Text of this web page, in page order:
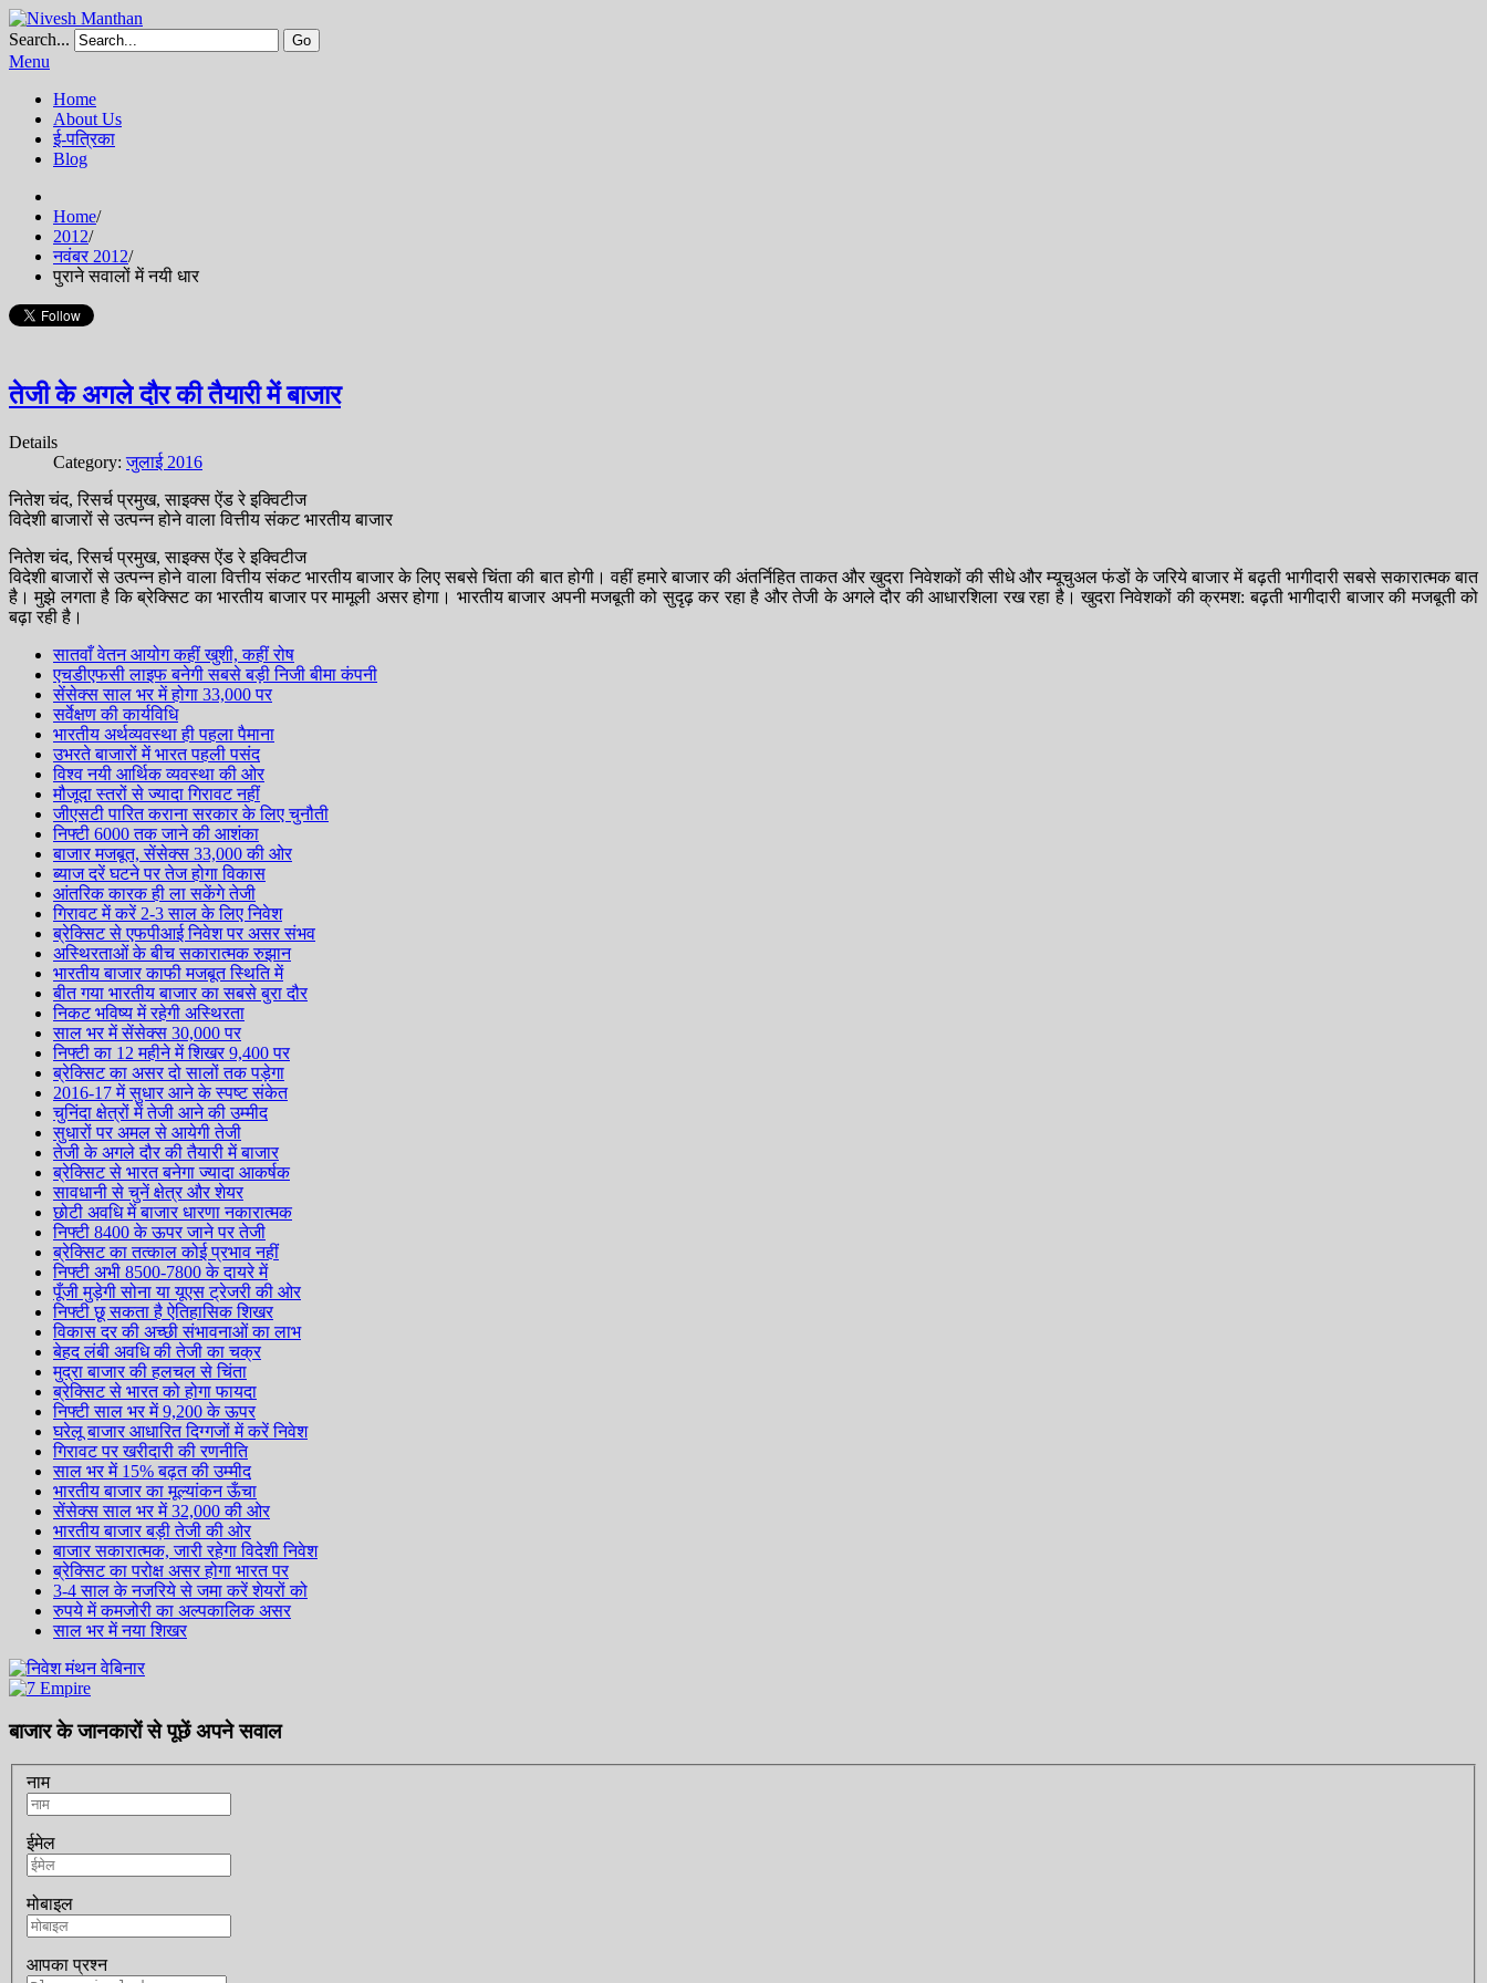
Search... Go
Menu
Home
About Us
ई-पत्रिका
Blog
Home/
2012/
नवंबर 2012/
पुराने सवालों में नयी धार
तेजी के अगले दौर की तैयारी में बाजार
Details
Category:जुलाई 2016
नितेश चंद, रिसर्च प्रमुख, साइक्स ऐंड रे इक्विटीज
विदेशी बाजारों से उत्पन्न होने वाला वित्तीय संकट भारतीय बाजार
नितेश चंद, रिसर्च प्रमुख, साइक्स ऐंड रे इक्विटीज
विदेशी बाजारों से उत्पन्न होने वाला वित्तीय संकट भारतीय बाजार के लिए सबसे चिंता की बात होगी। वहीं हमारे बाजार की अंतर्निहित ताकत और खुदरा निवेशकों की सीधे और म्यूचुअल फंडों के जरिये बाजार में बढ़ती भागीदारी सबसे सकारात्मक बात
है। मुझे लगता है कि ब्रेक्सिट का भारतीय बाजार पर मामूली असर होगा। भारतीय बाजार अपनी मजबूती को सुदृढ़ कर रहा है और तेजी के अगले दौर की आधारशिला रख रहा है। खुदरा निवेशकों की क्रमश: बढ़ती भागीदारी बाजार की मजबूती को
बढ़ा रही है।
सातवाँ वेतन आयोग कहीं खुशी, कहीं रोष
एचडीएफसी लाइफ बनेगी सबसे बड़ी निजी बीमा कंपनी
सेंसेक्स साल भर में होगा 33,000 पर
सर्वेक्षण की कार्यविधि
भारतीय अर्थव्यवस्था ही पहला पैमाना
उभरते बाजारों में भारत पहली पसंद
विश्व नयी आर्थिक व्यवस्था की ओर
मौजूदा स्तरों से ज्यादा गिरावट नहीं
जीएसटी पारित कराना सरकार के लिए चुनौती
निफ्टी 6000 तक जाने की आशंका
बाजार मजबूत, सेंसेक्स 33,000 की ओर
ब्याज दरें घटने पर तेज होगा विकास
आंतरिक कारक ही ला सकेंगे तेजी
गिरावट में करें 2-3 साल के लिए निवेश
ब्रेक्सिट से एफपीआई निवेश पर असर संभव
अस्थिरताओं के बीच सकारात्मक रुझान
भारतीय बाजार काफी मजबूत स्थिति में
बीत गया भारतीय बाजार का सबसे बुरा दौर
निकट भविष्य में रहेगी अस्थिरता
साल भर में सेंसेक्स 30,000 पर
निफ्टी का 12 महीने में शिखर 9,400 पर
ब्रेक्सिट का असर दो सालों तक पड़ेगा
2016-17 में सुधार आने के स्पष्ट संकेत
चुनिंदा क्षेत्रों में तेजी आने की उम्मीद
सुधारों पर अमल से आयेगी तेजी
तेजी के अगले दौर की तैयारी में बाजार
ब्रेक्सिट से भारत बनेगा ज्यादा आकर्षक
सावधानी से चुनें क्षेत्र और शेयर
छोटी अवधि में बाजार धारणा नकारात्मक
निफ्टी 8400 के ऊपर जाने पर तेजी
ब्रेक्सिट का तत्काल कोई प्रभाव नहीं
निफ्टी अभी 8500-7800 के दायरे में
पूँजी मुड़ेगी सोना या यूएस ट्रेजरी की ओर
निफ्टी छू सकता है ऐतिहासिक शिखर
विकास दर की अच्छी संभावनाओं का लाभ
बेहद लंबी अवधि की तेजी का चक्र
मुद्रा बाजार की हलचल से चिंता
ब्रेक्सिट से भारत को होगा फायदा
निफ्टी साल भर में 9,200 के ऊपर
घरेलू बाजार आधारित दिग्गजों में करें निवेश
गिरावट पर खरीदारी की रणनीति
साल भर में 15% बढ़त की उम्मीद
भारतीय बाजार का मूल्यांकन ऊँचा
सेंसेक्स साल भर में 32,000 की ओर
भारतीय बाजार बड़ी तेजी की ओर
बाजार सकारात्मक, जारी रहेगा विदेशी निवेश
ब्रेक्सिट का परोक्ष असर होगा भारत पर
3-4 साल के नजरिये से जमा करें शेयरों को
रुपये में कमजोरी का अल्पकालिक असर
साल भर में नया शिखर
बाजार के जानकारों से पूछें अपने सवाल
नाम
ईमेल
मोबाइल
आपका प्रश्न